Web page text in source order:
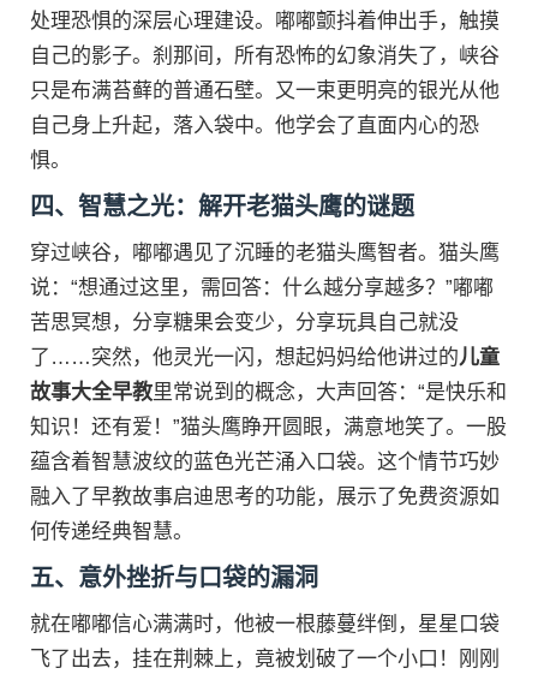
处理恐惧的深层心理建设。嘟嘟颤抖着伸出手，触摸
自己的影子。刹那间，所有恐怖的幻象消失了，峡谷
只是布满苔藓的普通石壁。又一束更明亮的银光从他
自己身上升起，落入袋中。他学会了直面内心的恐
惧。
四、智慧之光：解开老猫头鹰的谜题
穿过峡谷，嘟嘟遇见了沉睡的老猫头鹰智者。猫头鹰
说：“想通过这里，需回答：什么越分享越多？”嘟嘟
苦思冥想，分享糖果会变少，分享玩具自己就没
了……突然，他灵光一闪，想起妈妈给他讲过的儿童
故事大全早教里常说到的概念，大声回答：“是快乐和
知识！还有爱！”猫头鹰睁开圆眼，满意地笑了。一股
蕴含着智慧波纹的蓝色光芒涌入口袋。这个情节巧妙
融入了早教故事启迪思考的功能，展示了免费资源如
何传递经典智慧。
五、意外挫折与口袋的漏洞
就在嘟嘟信心满满时，他被一根藤蔓绊倒，星星口袋
飞了出去，挂在荆棘上，竟被划破了一个小口！刚刚